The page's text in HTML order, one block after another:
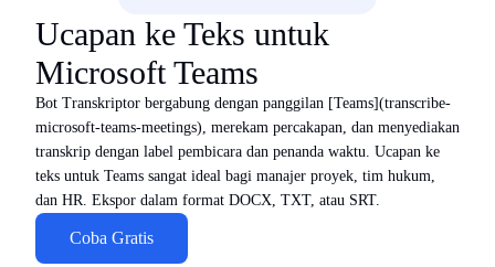
Ucapan ke Teks untuk
Microsoft Teams
Bot Transkriptor bergabung dengan panggilan [Teams](transcribe-
microsoft-teams-meetings), merekam percakapan, dan menyediakan
transkrip dengan label pembicara dan penanda waktu. Ucapan ke
teks untuk Teams sangat ideal bagi manajer proyek, tim hukum,
dan HR. Ekspor dalam format DOCX, TXT, atau SRT.
Coba Gratis